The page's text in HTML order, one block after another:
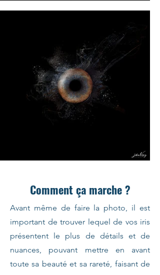
Comment ça marche ?
Avant même de faire la photo, il est
important de trouver lequel de vos iris
présentent le plus de détails et de
nuances, pouvant mettre en avant
toute sa beauté et sa rareté, faisant de